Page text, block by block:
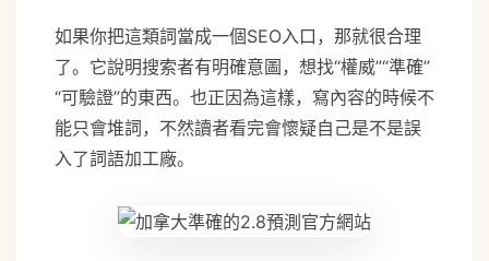
如果你把這類詞當成一個SEO入口，那就很合理
了。它說明搜索者有明確意圖，想找“權威”“準確”
“可驗證”的東西。也正因為這樣，寫內容的時候不
能只會堆詞，不然讀者看完會懷疑自己是不是誤
入了詞語加工廠。